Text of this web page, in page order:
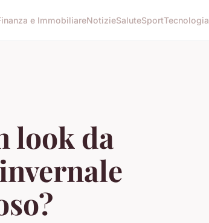
e ImmobiliareNotizieSaluteSportTecnologia
look da